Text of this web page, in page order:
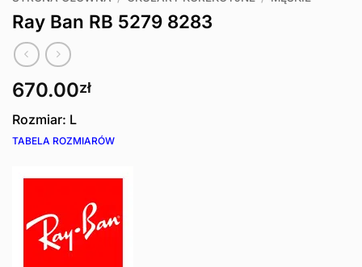
Ray Ban RB 5279 8283
670.00zł
Rozmiar: L
TABELA ROZMIARÓW